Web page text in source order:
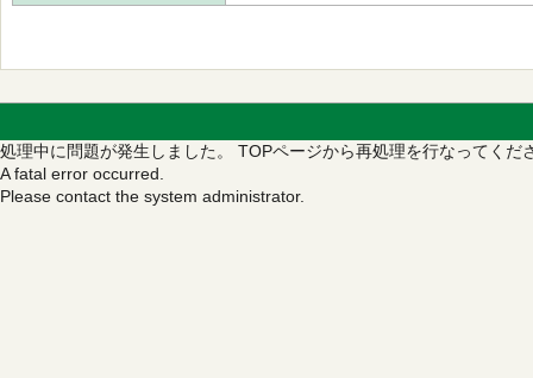
処理中に問題が発生しました。 TOPページから再処理を行なってくだ
A fatal error occurred.
Please contact the system administrator.